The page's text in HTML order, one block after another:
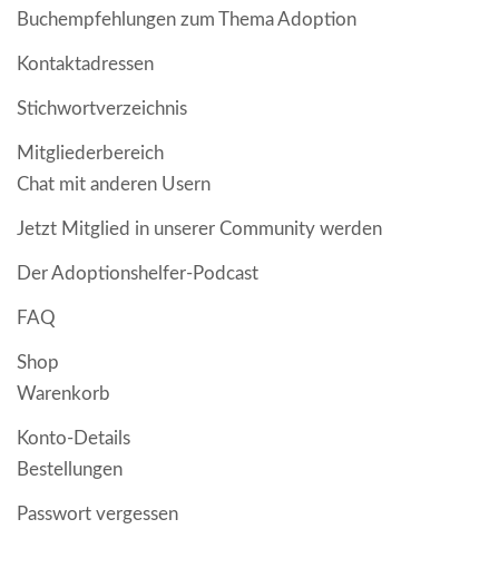
Buchempfehlungen zum Thema Adoption
Kontaktadressen
Stichwortverzeichnis
Mitgliederbereich
Chat mit anderen Usern
Jetzt Mitglied in unserer Community werden
Der Adoptionshelfer-Podcast
FAQ
Shop
Warenkorb
Konto-Details
Bestellungen
Passwort vergessen